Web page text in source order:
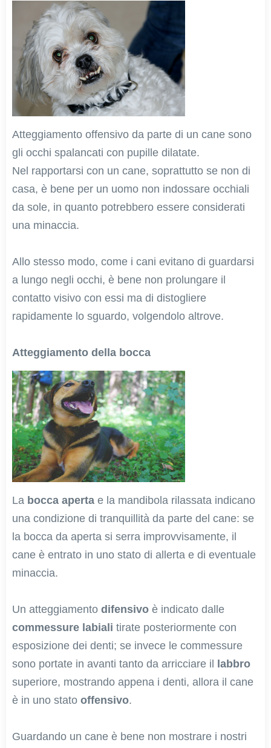
Atteggiamento offensivo da parte di un cane sono
gli occhi spalancati con pupille dilatate.
Nel rapportarsi con un cane, soprattutto se non di
casa, è bene per un uomo non indossare occhiali
da sole, in quanto potrebbero essere considerati
una minaccia.
Allo stesso modo, come i cani evitano di guardarsi
a lungo negli occhi, è bene non prolungare il
contatto visivo con essi ma di distogliere
rapidamente lo sguardo, volgendolo altrove.
Atteggiamento della bocca
La bocca aperta e la mandibola rilassata indicano
una condizione di tranquillità da parte del cane: se
la bocca da aperta si serra improvvisamente, il
cane è entrato in uno stato di allerta e di eventuale
minaccia.
Un atteggiamento difensivo è indicato dalle
commessure labiali tirate posteriormente con
esposizione dei denti; se invece le commessure
sono portate in avanti tanto da arricciare il
labbro
superiore, mostrando appena i denti, allora il cane
è in uno stato offensivo.
Guardando un cane è bene non mostrare i nostri